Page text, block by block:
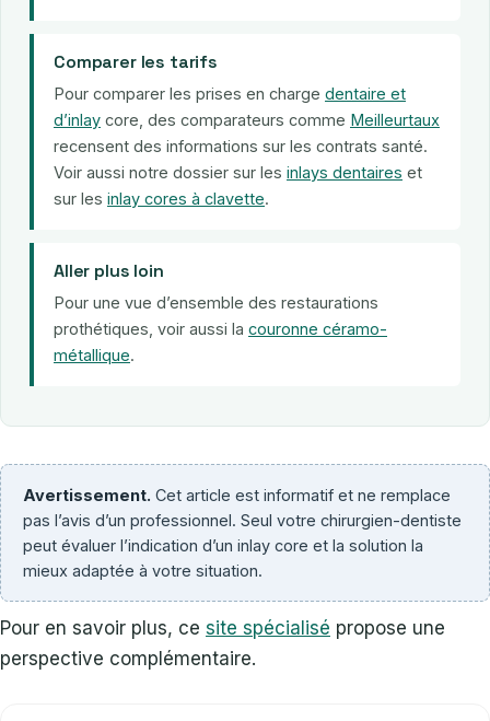
Comparer les tarifs
Pour comparer les prises en charge dentaire et
d’inlay core, des comparateurs comme Meilleurtaux
recensent des informations sur les contrats santé.
Voir aussi notre dossier sur les inlays dentaires et
sur les inlay cores à clavette.
Aller plus loin
Pour une vue d’ensemble des restaurations
prothétiques, voir aussi la couronne céramo-
métallique.
Avertissement. Cet article est informatif et ne remplace
pas l’avis d’un professionnel. Seul votre chirurgien-dentiste
peut évaluer l’indication d’un inlay core et la solution la
mieux adaptée à votre situation.
Pour en savoir plus, ce site spécialisé propose une
perspective complémentaire.